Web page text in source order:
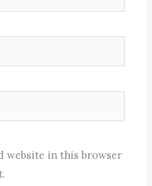
website in this browser